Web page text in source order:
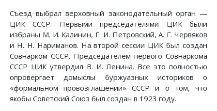
Съезд выбрал верховный законодательный орган —
ЦИК СССР. Первыми председателями ЦИК были
избраны М. И. Калинин, Г. И. Петровский, А. Г. Червяков
и Н. Н. Нариманов. На второй сессии ЦИК был создан
Совнарком СССР. Председателем первого Совнаркома
СССР ЦИК утвердил В. И. Ленина. Все это полностью
опровергает домыслы буржуазных историков о
«формальном провозглашении» СССР и о том, что
якобы Советский Союз был создан в 1923 году.